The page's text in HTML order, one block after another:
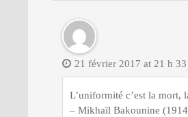
21 février 2017 at 21 h
L’uniformité c’est la mort,
– Mikhaïl Bakounine